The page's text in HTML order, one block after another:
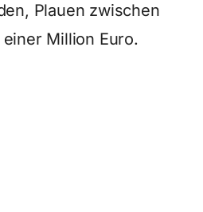
Plauen zwischen
Million Euro.